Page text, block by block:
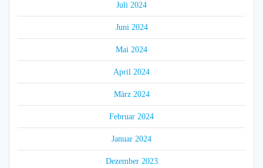
Juli 2024
Juni 2024
Mai 2024
April 2024
März 2024
Februar 2024
Januar 2024
Dezember 2023